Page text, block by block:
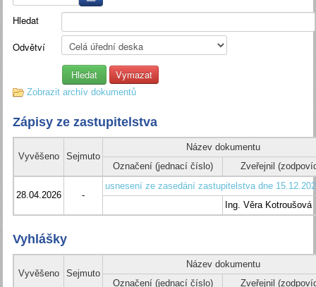
Hledat
Odvětví
Zobrazit archív dokumentů
Zápisy ze zastupitelstva
Vyvěšeno Sejmuto
Název dokumentu
Označení (jednací číslo)
Zveřejnil
28.04.2026 -
usnesení ze zasedání zastupitelstva dne
Ing. Věra Kotroušová
Vyhlášky
Vyvěšeno Sejmuto
Název dokumentu
Označení (jednací číslo)
Zveřejnil